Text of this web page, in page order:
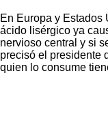
En Europa y Estados
ácido lisérgico ya
nervioso central y si
precisó el presidente
quien lo consume